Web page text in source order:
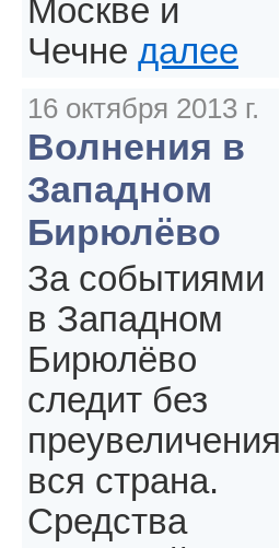
Москве и
Чечне далее
16 октября 2013 г.
Волнения в
Западном
Бирюлёво
За событиями
в Западном
Бирюлёво
следит без
преувеличения
вся страна.
Средства